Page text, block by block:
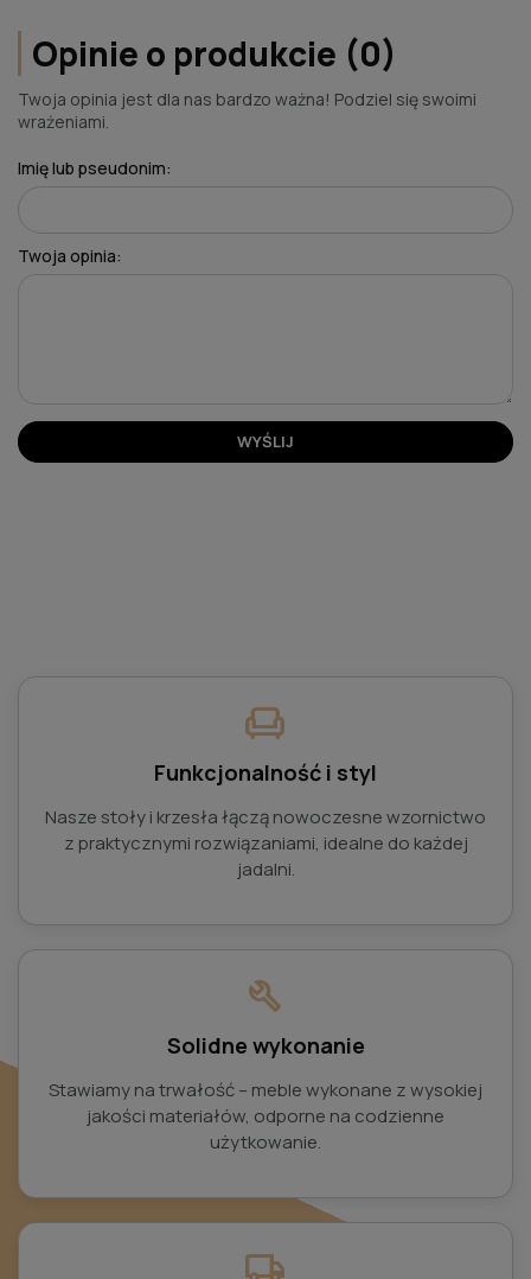
Opinie o produkcie (0)
Twoja opinia jest dla nas bardzo ważna! Podziel się swoimi
wrażeniami.
Imię lub pseudonim:
Twoja opinia:
WYŚLIJ
chair
Funkcjonalność i styl
Nasze stoły i krzesła łączą nowoczesne wzornictwo
z praktycznymi rozwiązaniami, idealne do każdej
jadalni.
build
Solidne wykonanie
Stawiamy na trwałość – meble wykonane z wysokiej
jakości materiałów, odporne na codzienne
użytkowanie.
local_shipping